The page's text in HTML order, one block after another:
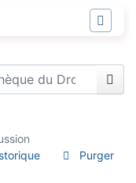
Purger